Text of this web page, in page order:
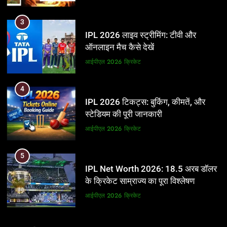
3
IPL 2026 लाइव स्ट्रीमिंग: टीवी और
ऑनलाइन मैच कैसे देखें
आईपीएल 2026 क्रिकेट
4
IPL 2026 टिकट्स: बुकिंग, कीमतें, और
स्टेडियम की पूरी जानकारी
आईपीएल 2026 क्रिकेट
5
IPL Net Worth 2026: 18.5 अरब डॉलर
के क्रिकेट साम्राज्य का पूरा विश्लेषण
आईपीएल 2026 क्रिकेट